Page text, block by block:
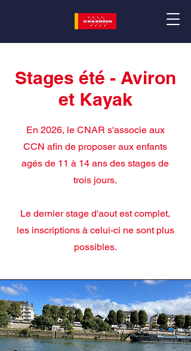
Stages été - Aviron
et Kayak
En 2026, le CNAR s'associe aux
CCN afin de proposer aux enfants
agés de 11 à 14 ans des stages de
trois jours.
Le dernier stage d'aout est complet,
les inscriptions à celui-ci ne sont plus
possibles.